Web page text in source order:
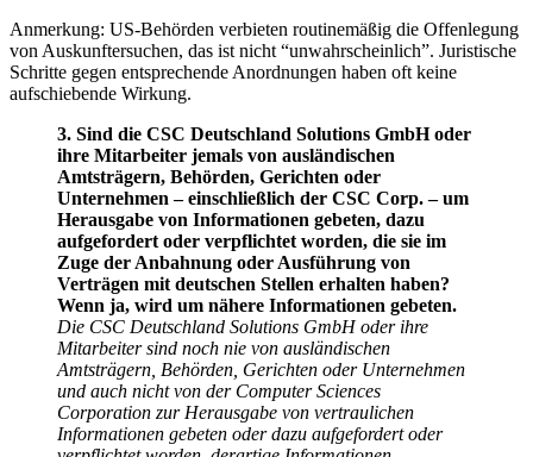
Anmerkung: US-Behörden verbieten routinemäßig die Offenlegung
von Auskunftersuchen, das ist nicht “unwahrscheinlich”. Juristische
Schritte gegen entsprechende Anordnungen haben oft keine
aufschiebende Wirkung.
3. Sind die CSC Deutschland Solutions GmbH oder
ihre Mitarbeiter jemals von ausländischen
Amtsträgern, Behörden, Gerichten oder
Unternehmen – einschließlich der CSC Corp. – um
Herausgabe von Informationen gebeten, dazu
aufgefordert oder verpflichtet worden, die sie im
Zuge der Anbahnung oder Ausführung von
Verträgen mit deutschen Stellen erhalten haben?
Wenn ja, wird um nähere Informationen gebeten.
Die CSC Deutschland Solutions GmbH oder ihre
Mitarbeiter sind noch nie von ausländischen
Amtsträgern, Behörden, Gerichten oder Unternehmen
und auch nicht von der Computer Sciences
Corporation zur Herausgabe von vertraulichen
Informationen gebeten oder dazu aufgefordert oder